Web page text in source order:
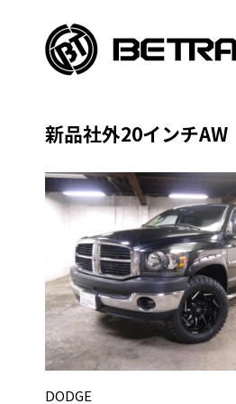
新品社外20インチAW
DODGE